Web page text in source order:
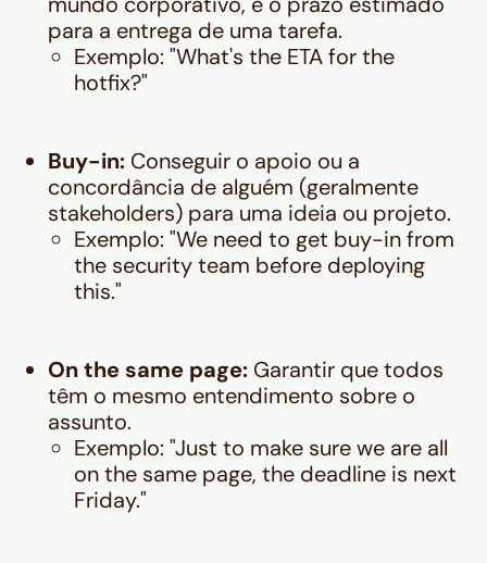
para a entrega de uma tarefa.
Exemplo: "What's the ETA for the
hotfix?"
Buy-in: Conseguir o apoio ou a
concordância de alguém (geralmente
stakeholders) para uma ideia ou projeto.
Exemplo: "We need to get buy-in from
the security team before deploying
this."
On the same page: Garantir que todos
têm o mesmo entendimento sobre o
assunto.
Exemplo: "Just to make sure we are all
on the same page, the deadline is next
Friday."